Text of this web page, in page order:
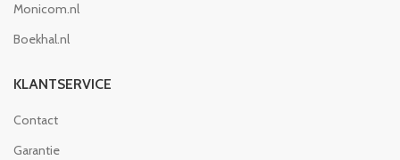
Monicom.nl
Boekhal.nl
KLANTSERVICE
Contact
Garantie